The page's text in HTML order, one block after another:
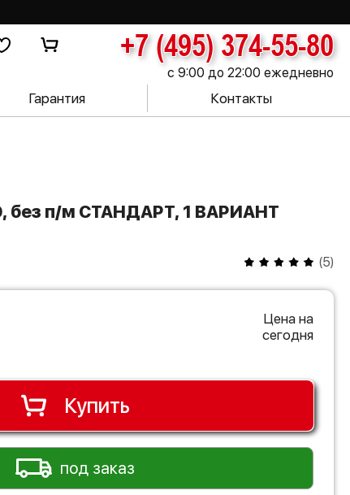
+7 (495) 374-55-80
с 9:00 до 22:00 ежедневно
Гарантия Контакты
(5)
Цена на
сегодня
Купить
под заказ